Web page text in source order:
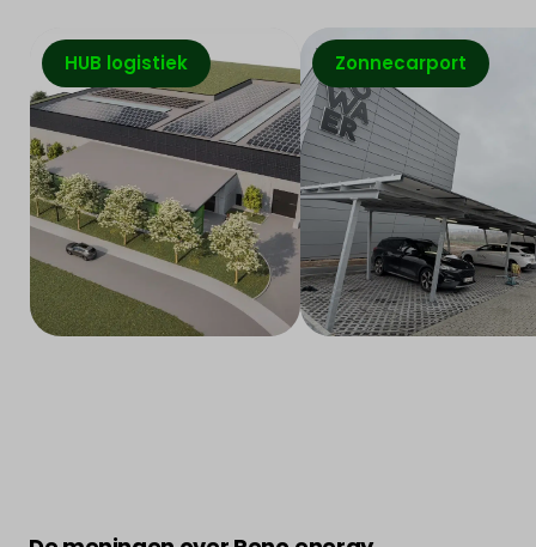
HUB logistiek Zonnecarport